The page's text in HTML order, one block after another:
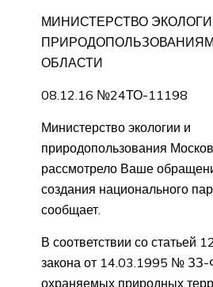
МИНИСТЕРСТВО
ОБЛАСТИ
08.12.16 №24ТО-11198
Министерство экологии и
природопользования
рассмотрело Ваше
создания национального
сообщает.
В соответствии со статьей
закона от 14.03.1995 № ЗЗ-
охраняемых природных